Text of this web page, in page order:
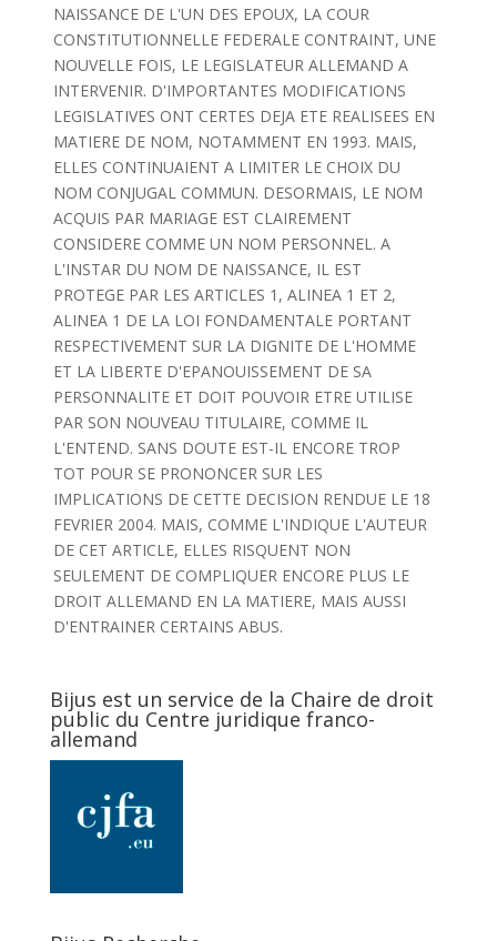
NAISSANCE DE L'UN DES EPOUX, LA COUR
CONSTITUTIONNELLE FEDERALE CONTRAINT, UNE
NOUVELLE FOIS, LE LEGISLATEUR ALLEMAND A
INTERVENIR. D'IMPORTANTES MODIFICATIONS
LEGISLATIVES ONT CERTES DEJA ETE REALISEES EN
MATIERE DE NOM, NOTAMMENT EN 1993. MAIS,
ELLES CONTINUAIENT A LIMITER LE CHOIX DU
NOM CONJUGAL COMMUN. DESORMAIS, LE NOM
ACQUIS PAR MARIAGE EST CLAIREMENT
CONSIDERE COMME UN NOM PERSONNEL. A
L'INSTAR DU NOM DE NAISSANCE, IL EST
PROTEGE PAR LES ARTICLES 1, ALINEA 1 ET 2,
ALINEA 1 DE LA LOI FONDAMENTALE PORTANT
RESPECTIVEMENT SUR LA DIGNITE DE L'HOMME
ET LA LIBERTE D'EPANOUISSEMENT DE SA
PERSONNALITE ET DOIT POUVOIR ETRE UTILISE
PAR SON NOUVEAU TITULAIRE, COMME IL
L'ENTEND. SANS DOUTE EST-IL ENCORE TROP
TOT POUR SE PRONONCER SUR LES
IMPLICATIONS DE CETTE DECISION RENDUE LE 18
FEVRIER 2004. MAIS, COMME L'INDIQUE L'AUTEUR
DE CET ARTICLE, ELLES RISQUENT NON
SEULEMENT DE COMPLIQUER ENCORE PLUS LE
DROIT ALLEMAND EN LA MATIERE, MAIS AUSSI
D'ENTRAINER CERTAINS ABUS.
Bijus est un service de la Chaire de droit
public du Centre juridique franco-
allemand